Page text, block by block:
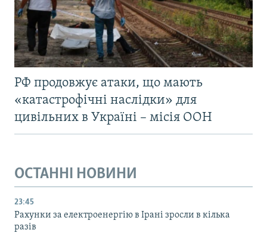
РФ продовжує атаки, що мають
«катастрофічні наслідки» для
цивільних в Україні – місія ООН
ОСТАННІ НОВИНИ
23:45
Рахунки за електроенергію в Ірані зросли в кілька
разів